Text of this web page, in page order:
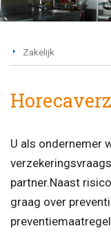
Zakelijk
U als ondernemer
partner.Naast
graag over